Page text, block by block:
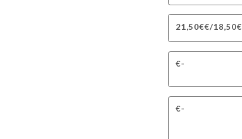
18,50€/21,50€€
-€
-€